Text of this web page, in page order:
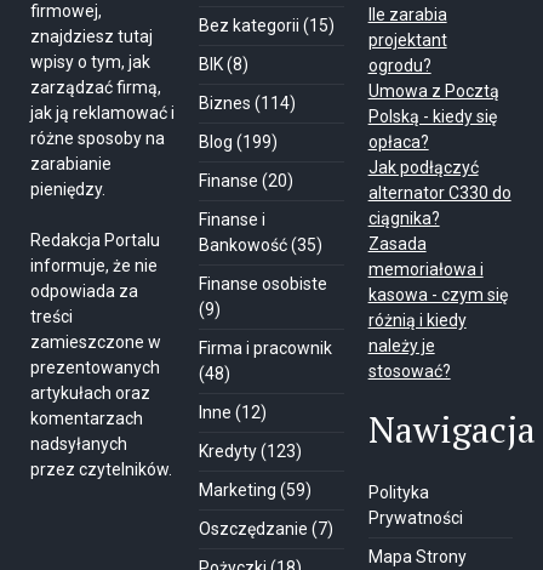
firmowej,
znajdziesz tutaj
wpisy o tym, jak
zarządzać firmą,
jak ją reklamować i
różne sposoby na
zarabianie
pieniędzy.
Redakcja Portalu
informuje, że nie
odpowiada za
treści
zamieszczone w
prezentowanych
artykułach oraz
komentarzach
nadsyłanych
przez czytelników.
Bez kategorii (15)
BIK(8)
Biznes (114)
Blog (199)
Finanse (20)
Finanse i
Bankowość(35)
Finanse osobiste
(9)
Firma i pracownik
(48)
Inne (12)
Kredyty(123)
Marketing (59)
Oszczędzanie (7)
Ile zarabia
projektant
ogrodu?
Umowa z Pocztą
Polską - kiedy się
opłaca?
Jak podłączyć
alternator C330 do
ciągnika?
Zasada
memoriałowa i
kasowa - czym się
różnią i kiedy
należy je
stosować?
Nawigacja
Polityka
Prywatności
Mapa Strony